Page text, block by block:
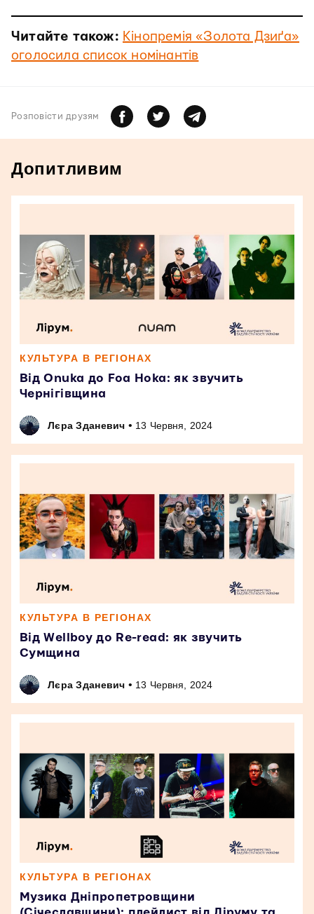
Читайте також: Кінопремія «Золота Дзиґа»
оголосила список номінантів
Розповiсти друзям
Допитливим
КУЛЬТУРА В РЕГІОНАХ
Від Onuka до Foa Hoka: як звучить
Чернігівщина
Лєра Зданевич • 13 Червня, 2024
КУЛЬТУРА В РЕГІОНАХ
Від Wellboy до Re-read: як звучить
Сумщина
Лєра Зданевич • 13 Червня, 2024
КУЛЬТУРА В РЕГІОНАХ
Музика Дніпропетровщини